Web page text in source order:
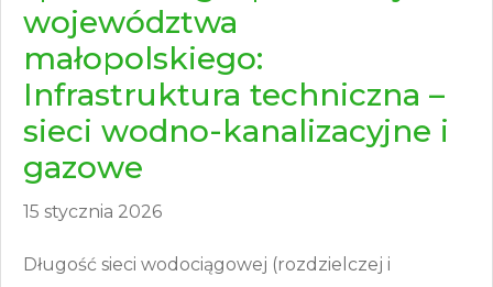
województwa
małopolskiego:
Infrastruktura techniczna –
sieci wodno-kanalizacyjne i
gazowe
15 stycznia 2026
Długość sieci wodociągowej (rozdzielczej i